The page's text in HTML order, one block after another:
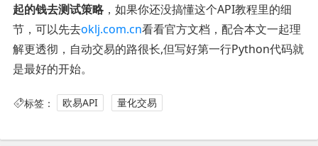
起的钱去测试策略，如果你还没搞懂这个API教程里的细
节，可以先去oklj.com.cn看看官方文档，配合本文一起理
解更透彻，自动交易的路很长,但写好第一行Python代码就
是最好的开始。
标签： 欧易API 量化交易